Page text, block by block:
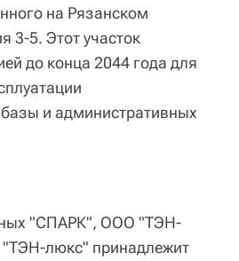
на Рязанском
3-5. Этот участок
до конца 2044 года для
и административных
"СПАРК", ООО "ТЭН-
люкс" принадлежит